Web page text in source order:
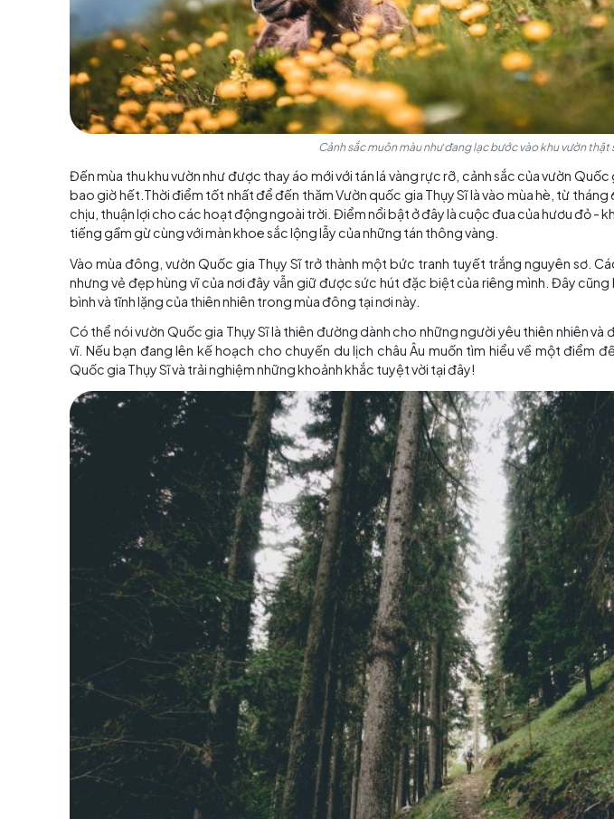
Cảnh sắc muôn màu như đang lạc bước
Đến mùa thu khu vườn như được thay áo mới với tán lá vàng rực rỡ, cảnh
bao giờ hết.Thời điểm tốt nhất để đến thăm Vườn quốc gia Thụy Sĩ là vào
chịu, thuận lợi cho các hoạt động ngoài trời. Điểm nổi bật ở đây là cuộc đua
tiếng gầm gừ cùng với màn khoe sắc lộng lẫy của những tán thông vàng.
Vào mùa đông, vườn Quốc gia Thụy Sĩ trở thành một bức tranh tuyết
nhưng vẻ đẹp hùng vĩ của nơi đây vẫn giữ được sức hút đặc biệt của riêng
bình và tĩnh lặng của thiên nhiên trong mùa đông tại nơi này.